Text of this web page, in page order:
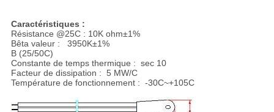
Caractéristiques :
Résistance @25C : 10K ohm±1%
Bêta valeur : 3950K±1%
B (25/50C)
Constante de temps thermique : sec 10
Facteur de dissipation : 5 MW/C
Température de fonctionnement : -30C~+105C